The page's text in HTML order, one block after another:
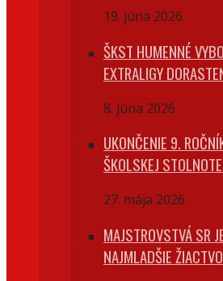
19. júna 2026
ŠKST HUMENNÉ
EXTRALIGY
8. júna 2026
UKONČENIE 9.
ŠKOLSKEJ
27. mája 2026
MAJSTROVSTVÁ SR
NAJMLADŠIE